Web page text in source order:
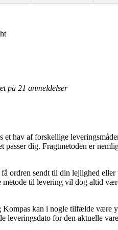
på 21 anmeldelser
et hav af forskellige
passer dig. Fragtmetoden er
ordren sendt til din lejlighed
til levering vil dog altid
kan i nogle tilfælde være
leveringsdato for den aktuelle